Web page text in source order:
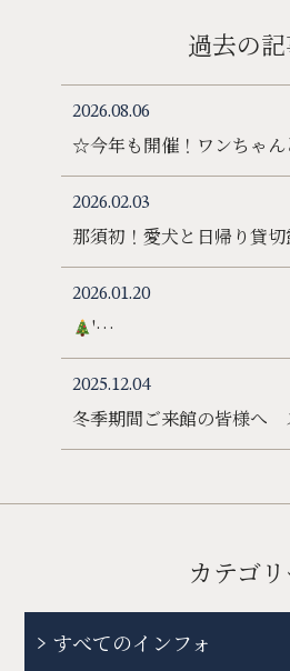
過去の
2026.08.06
☆今年も開催！ワンちゃ
2026.02.03
那須初！愛犬と日帰り貸
2026.01.20
'…
2025.12.04
冬季期間ご来館の皆様へ
カテゴ
すべてのインフォ